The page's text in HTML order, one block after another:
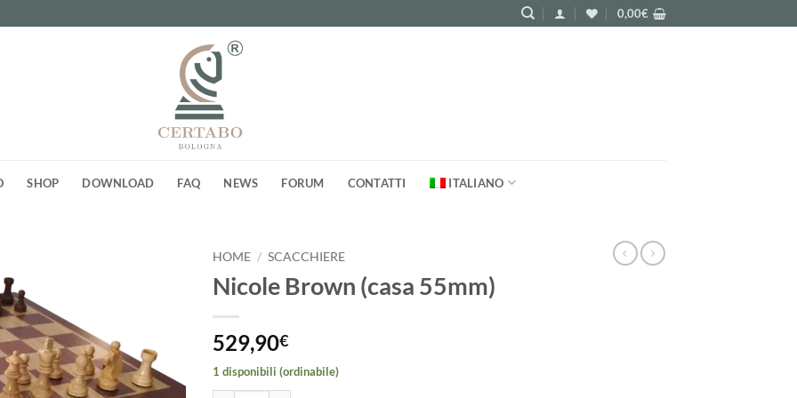
0,00€
SHOP DOWNLOAD FAQ NEWS FORUM CONTATTI ITALIANO
desideri
HOME / SCACCHIERE
Nicole Brown (casa 55mm)
529,90€
1 disponibili (ordinabile)